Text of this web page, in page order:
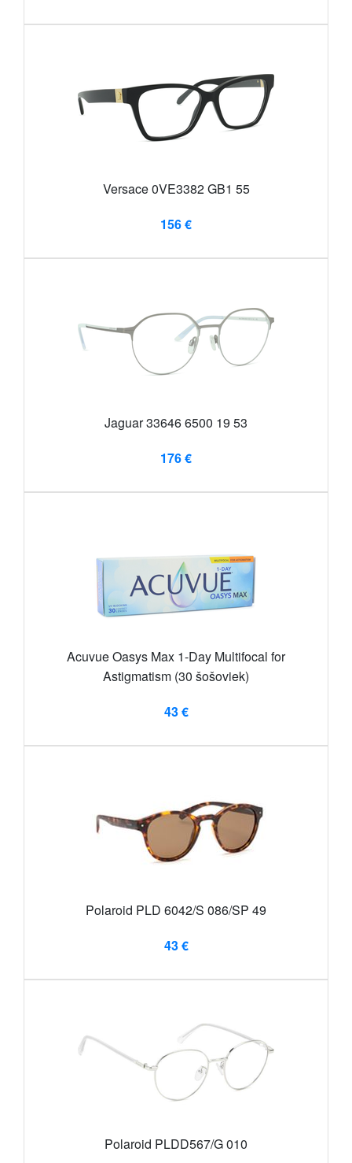
Versace 0VE3382 GB1 55
156 €
Jaguar 33646 6500 19 53
176 €
Acuvue Oasys Max 1-Day Multifocal for
Astigmatism (30 šošoviek)
43 €
Polaroid PLD 6042/S 086/SP 49
43 €
Polaroid PLDD567/G 010